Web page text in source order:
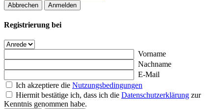
Abbrechen Anmelden
Registrierung bei
Vorname
Nachname
E-Mail
Ich akzeptiere die Nutzungsbedingungen
Hiermit bestätige ich, dass ich die Datenschutzerklärung zur
Kenntnis genommen habe.